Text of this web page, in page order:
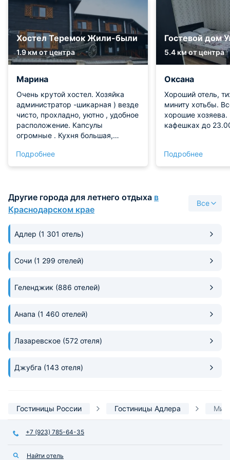
Хостел Теремок Жили-были
1.9 км от центра
Марина
Очень крутой хостел. Хозяйка
администратор -шикарная ) везде
чисто, прохладно, уютно , удобное
расположение. Капсулы
огромные . Кухня большая,
Вернусь и другим советую
Подробнее
Гостевой дом
5.4 км от центра
Оксана
Хороший отель,
миниту хотьбы. Всё под рукой,
хорошие
кафешках до
Подробнее
Другие города для летнего отдыха в
Краснодарском крае
Все
Адлер (1 301 отель)
Сочи (1 299 отелей)
Геленджик (886 отелей)
Анапа (1 460 отелей)
Лазаревское (572 отеля)
Джубга (143 отеля)
Гостиницы России Гостиницы Адлера
+7 (923) 785-64-35
Найти отель